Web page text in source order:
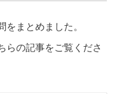
をまとめました。
らの記事をご覧くださ